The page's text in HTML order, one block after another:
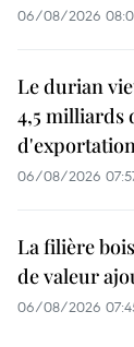
06/08/2026
Le durian
4,5 milliards
06/08/2026
La filière
de valeur
06/08/2026